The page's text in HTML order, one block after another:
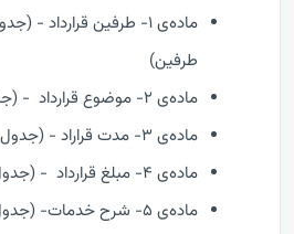
ماده‌ی ۱- طرفین
طرفین)
ماده‌ی ۲- موضوع قرارداد - (جدول شرح موضوع)
ماده‌ی ۳- مدت قراراد - (جدول و تایم لاین)
ماده‌ی ۴- مبلغ قرارداد - (جدول شرایط پرداخت)
ماده‌ی ۵- شرح خدمات-